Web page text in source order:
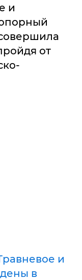
и
от
и
в